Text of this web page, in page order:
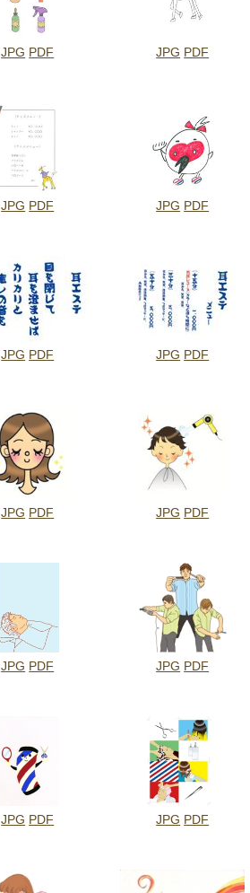
JPG PDF JPG PDF
JPG PDF JPG PDF
JPG PDF JPG PDF
JPG PDF JPG PDF
JPG PDF JPG PDF
JPG PDF JPG PDF